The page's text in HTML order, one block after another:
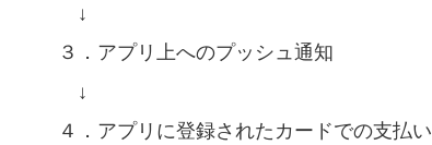
↓
３．アプリ上へのプッシュ通知
↓
４．アプリに登録されたカードでの支払い